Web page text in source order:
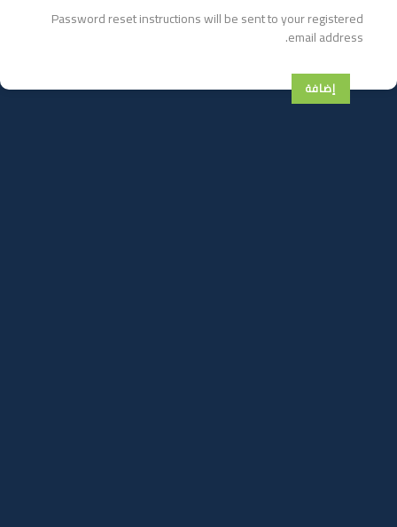
Password reset instructions will be sent to your registered
email address.